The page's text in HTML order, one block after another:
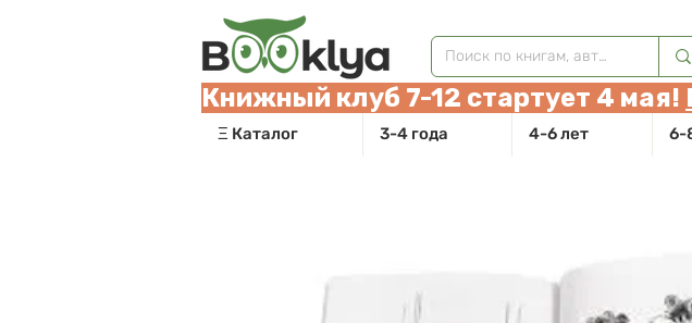
Ξ Каталог 3-4 года 4-6 лет 6-
Книжный клуб 7-12 стартует 4 мая!